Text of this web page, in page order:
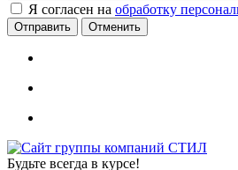
Я согласен на обработку
Отменить
Будьте всегда в курсе!